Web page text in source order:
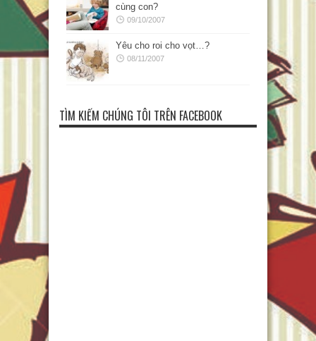
cùng con?
09/10/2007
Yêu cho roi cho vọt…?
08/11/2007
TÌM KIẾM CHÚNG TÔI TRÊN FACEBOOK